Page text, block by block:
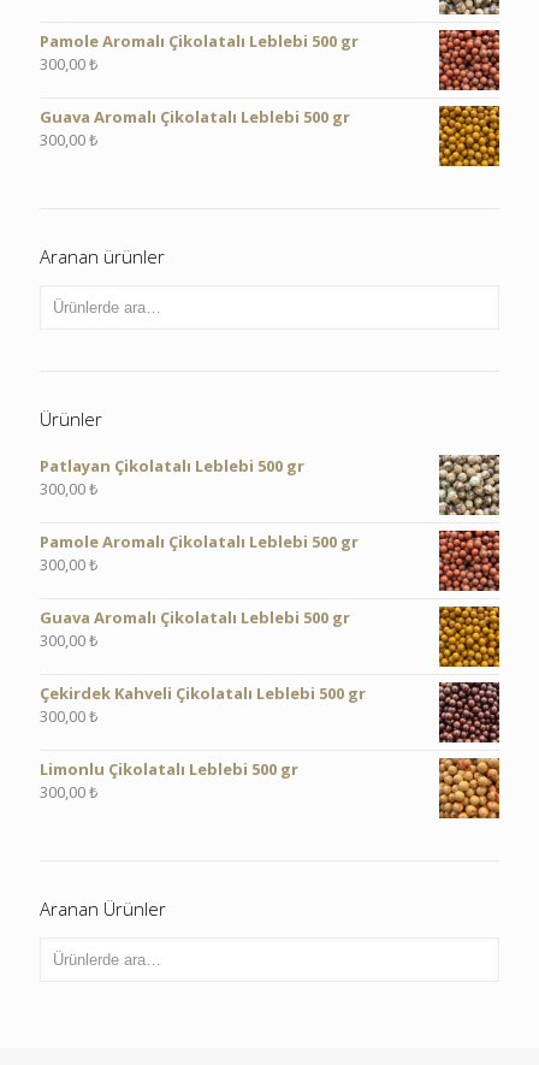
Pamole Aromalı Çikolatalı Leblebi 500 gr
300,00₺
Guava Aromalı Çikolatalı Leblebi 500 gr
300,00₺
Aranan ürünler
Ürünler
Patlayan Çikolatalı Leblebi 500 gr
300,00₺
Pamole Aromalı Çikolatalı Leblebi 500 gr
300,00₺
Guava Aromalı Çikolatalı Leblebi 500 gr
300,00₺
Çekirdek Kahveli Çikolatalı Leblebi 500 gr
300,00₺
Limonlu Çikolatalı Leblebi 500 gr
300,00₺
Aranan Ürünler